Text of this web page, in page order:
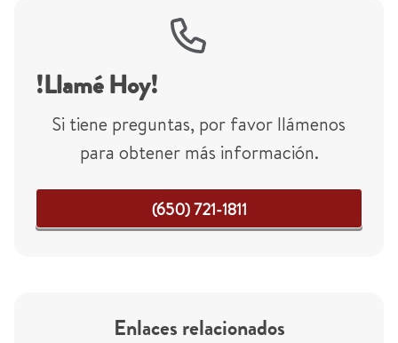
!Llamé Hoy!
Si tiene preguntas, por favor llámenos
para obtener más información.
(650) 721-1811
Enlaces relacionados